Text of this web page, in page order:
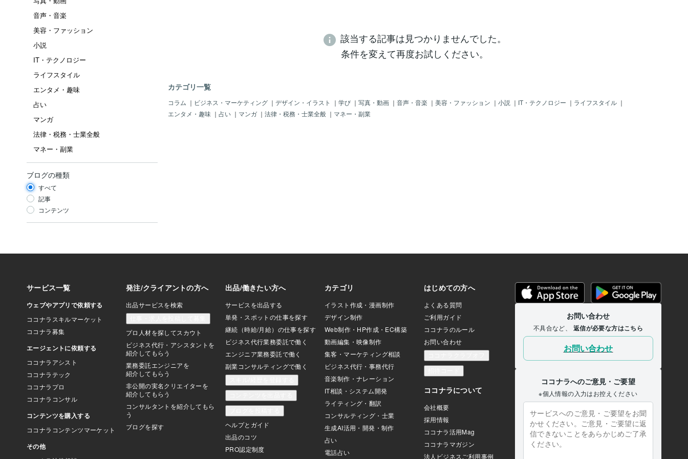
音声・音楽
美容・ファッション
小説
IT・テクノロジー
ライフスタイル
エンタメ・趣味
占い
マンガ
法律・税務・士業全般
マネー・副業
ブログの種類
すべて
記事
コンテンツ
該当する記事は見つかりませんでした。
条件を変えて再度お試しください。
カテゴリ一覧
コラム ｜ ビジネス・マーケティング ｜ デザイン・イラスト ｜ 学び ｜ 写真・動画 ｜ 音声・音楽 ｜ 美容・ファッション ｜ 小説 ｜ IT・テクノロジー ｜ ライフスタイル ｜
エンタメ・趣味 ｜ 占い ｜ マンガ ｜ 法律・税務・士業全般 ｜ マネー・副業